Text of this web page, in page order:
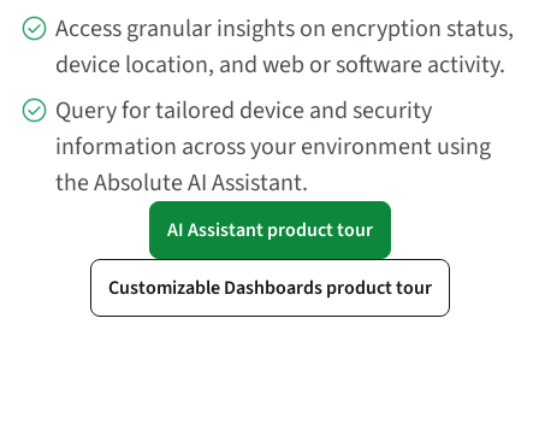
Access granular insights on encryption status,
device location, and web or software activity.
Query for tailored device and security
information across your environment using
the Absolute AI Assistant.
AI Assistant product tour
Customizable Dashboards product tour